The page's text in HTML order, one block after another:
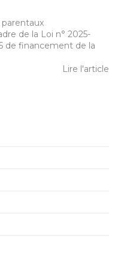
parentaux
de la Loi n° 2025-
de financement de la
Lire l'article